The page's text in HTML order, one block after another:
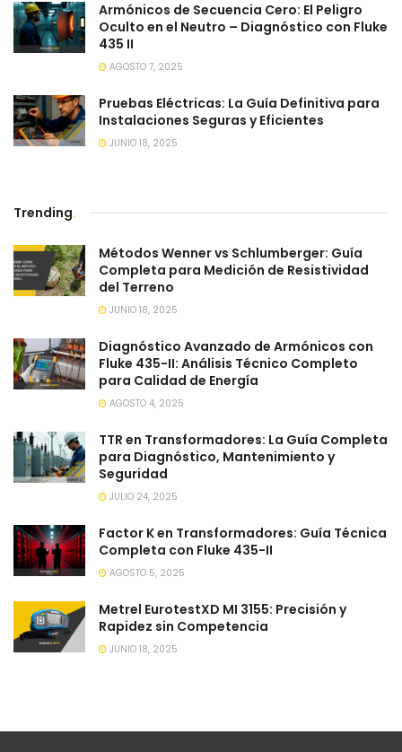
Armónicos de Secuencia Cero: El Peligro
Oculto en el Neutro – Diagnóstico con Fluke
435 II
AGOSTO 7, 2025
Pruebas Eléctricas: La Guía Definitiva para
Instalaciones Seguras y Eficientes
JUNIO 18, 2025
Trending.
Métodos Wenner vs Schlumberger: Guía
Completa para Medición de Resistividad
del Terreno
JUNIO 18, 2025
Diagnóstico Avanzado de Armónicos con
Fluke 435-II: Análisis Técnico Completo
para Calidad de Energía
AGOSTO 4, 2025
TTR en Transformadores: La Guía Completa
para Diagnóstico, Mantenimiento y
Seguridad
JULIO 24, 2025
Factor K en Transformadores: Guía Técnica
Completa con Fluke 435-II
AGOSTO 5, 2025
Metrel EurotestXD MI 3155: Precisión y
Rapidez sin Competencia
JUNIO 18, 2025